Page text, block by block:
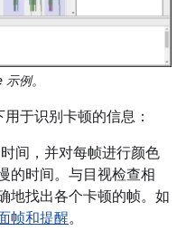
例。
于识别卡顿的信息：
间，并对每帧进行颜色
的时间。与目视检查相
地找出各个卡顿的帧。如
帧和提醒。